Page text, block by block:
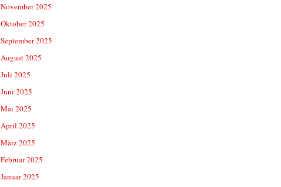
November 2025
Oktober 2025
September 2025
August 2025
Juli 2025
Juni 2025
Mai 2025
April 2025
März 2025
Februar 2025
Januar 2025